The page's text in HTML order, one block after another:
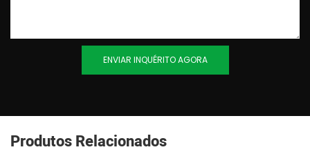
ENVIAR INQUÉRITO AGORA
Produtos Relacionados